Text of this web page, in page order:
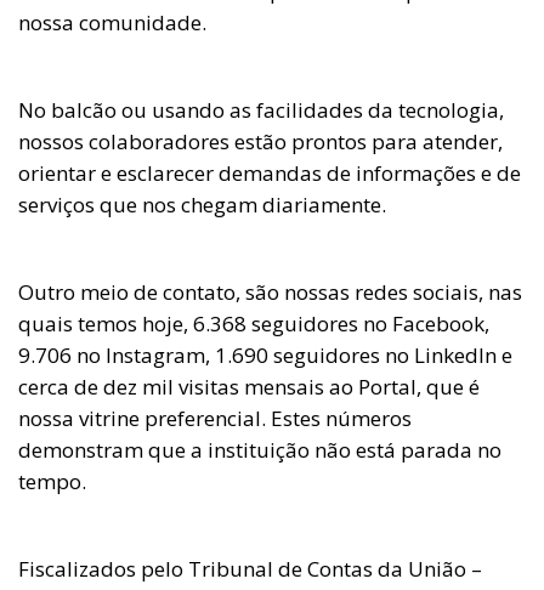
nossa comunidade.
No balcão ou usando as facilidades da tecnologia,
nossos colaboradores estão prontos para atender,
orientar e esclarecer demandas de informações e de
serviços que nos chegam diariamente.
Outro meio de contato, são nossas redes sociais, nas
quais temos hoje, 6.368 seguidores no Facebook,
9.706 no Instagram, 1.690 seguidores no LinkedIn e
cerca de dez mil visitas mensais ao Portal, que é
nossa vitrine preferencial. Estes números
demonstram que a instituição não está parada no
tempo.
Fiscalizados pelo Tribunal de Contas da União –